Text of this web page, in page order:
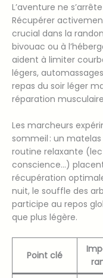
L’aventure ne
Récupérer
crucial dans la
bivouac ou à
aident à limiter
légers,
repas du soir léger
réparation
Les marcheurs
sommeil : un
routine relaxante
conscience…)
récupération
nuit, le souffle des
participe au repos
que plus légère.
Point clé